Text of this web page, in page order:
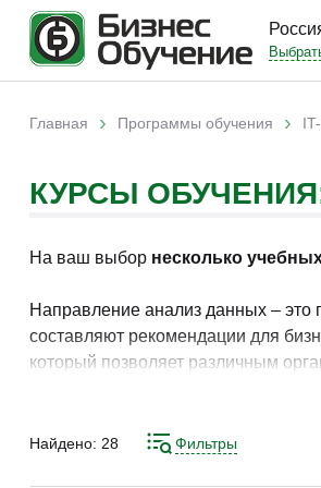
Отраслевые (2988)
Промышленное
Компьютерная
Дизайн (343)
Личностный рост
Главная › Программы обучения ›
КУРСЫ
На ваш выбор несколько
Направление анализ данных –
составляют рекомендации для
который позволяет различным
информационных технологиях.
Найдено: 28 Фильтры